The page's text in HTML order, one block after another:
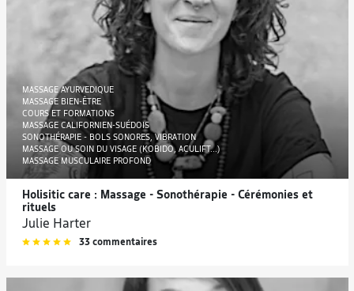
MASSAGE AYURVEDIQUE
MASSAGE BIEN-ÊTRE
COURS ET FORMATIONS
MASSAGE CALIFORNIEN-SUÉDOIS
SONOTHÉRAPIE - BOLS SONORES, VIBRATION
MASSAGE OU SOIN DU VISAGE (KOBIDO, ACULIFT...)
MASSAGE MUSCULAIRE PROFOND
Holisitic care : Massage - Sonothérapie - Cérémonies et
rituels
Julie Harter
33 commentaires